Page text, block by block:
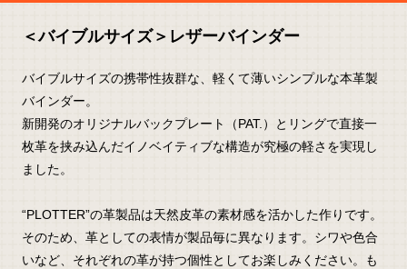
＜バイブルサイズ＞レザーバインダー
バイブルサイズの携帯性抜群な、軽くて薄いシンプルな本革製
バインダー。
新開発のオリジナルバックプレート（PAT.）とリングで直接一
枚革を挟み込んだイノベイティブな構造が究極の軽さを実現し
ました。
“PLOTTER”の革製品は天然皮革の素材感を活かした作りです。
そのため、革としての表情が製品毎に異なります。シワや色合
いなど、それぞれの革が持つ個性としてお楽しみください。も